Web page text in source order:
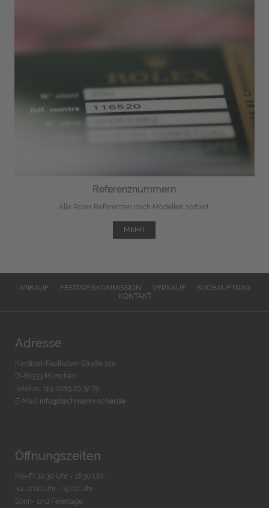
Referenznummern
Alle Rolex Referenzen nach Modellen sortiert.
MEHR
ANKAUF FESTPREISKOMMISSION VERKAUF
SUCHAUFTRAG
KONTAKT
Adresse
Kardinal-Faulhaber-Straße 14a
D-80333 München
Telefon: +49 (0)89 29 32 70
E-Mail: info@bachmann-scher.de
Öffnungszeiten
Mo-Fr. 10:30 Uhr - 18:30 Uhr
Sa. 11:00 Uhr - 15.00 Uhr
Sonn- und Feiertage